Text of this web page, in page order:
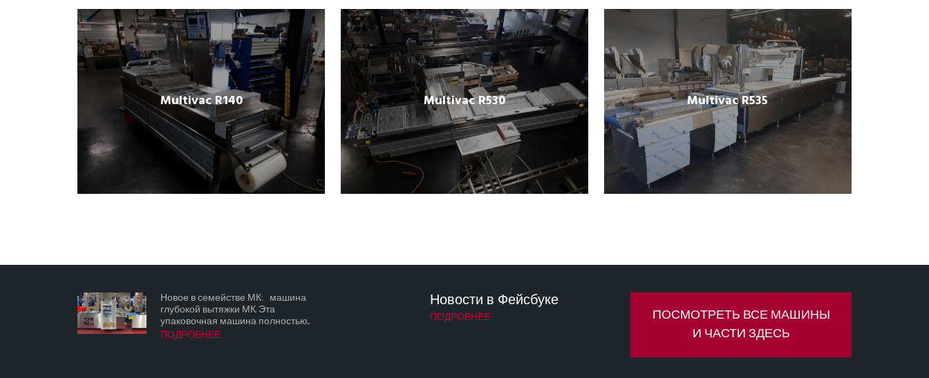
Multivac R140 Multivac R530 Multivac R535
Новое в семействе МК: машина
глубокой вытяжки МК. Эта
упаковочная машина полностью...
ПОДРОБНЕЕ
Новости в Фейсбуке
ПОДРОБНЕЕ
ПОСМОТРЕТЬ ВСЕ МАШИНЫ
И ЧАСТИ ЗДЕСЬ